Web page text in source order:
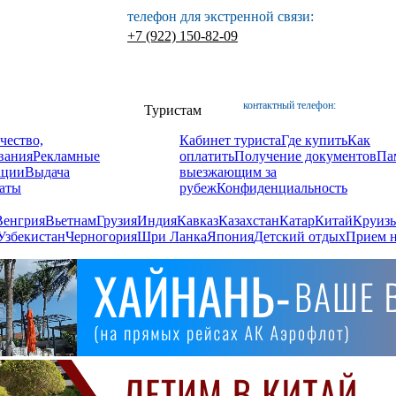
телефон для экстренной связи:
+7 (922) 150-82-09
контактный телефон:
Рекламные
Выдача
Туристам
Кабинет туристаГде купитьКак
оплатитьПолучение документов
выезжающим за
рубежКонфиденциальность
ВьетнамГрузияИндияКавказКазахстанКатарКитай
ЧерногорияШри ЛанкаЯпонияДетский отдыхПрием